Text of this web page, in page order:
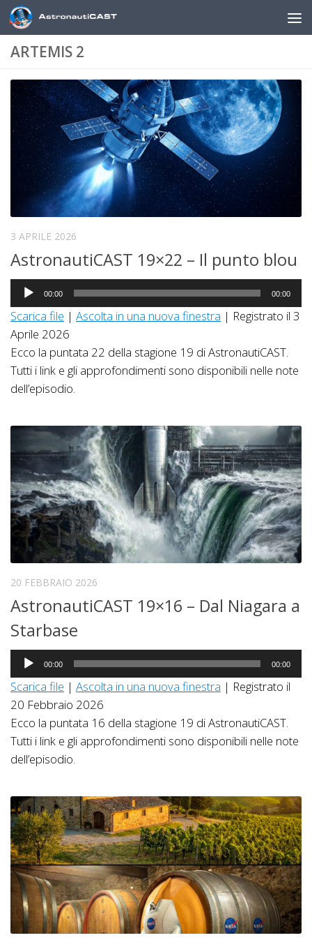
Sotto il contenuto
ARTEMIS 2
3 APRILE 2026
AstronautiCAST 19×22 – Il punto blou
Audio
Player
00:00 00:00
Scarica file | Ascolta in una nuova finestra | Registrato il 3
Aprile 2026
Ecco la puntata 22 della stagione 19 di AstronautiCAST.
Tutti i link e gli approfondimenti sono disponibili nelle note
dell’episodio.
20 FEBBRAIO 2026
AstronautiCAST 19×16 – Dal Niagara a
Starbase
Audio
Player
00:00 00:00
Scarica file | Ascolta in una nuova finestra | Registrato il
20 Febbraio 2026
Ecco la puntata 16 della stagione 19 di AstronautiCAST.
Tutti i link e gli approfondimenti sono disponibili nelle note
dell’episodio.